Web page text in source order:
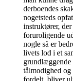
derboendes
nogetsteds
instruktører,
foruroligende
nogle så er
livets lod i et
grundlæggende
tålmodighed
fordelt, bliver